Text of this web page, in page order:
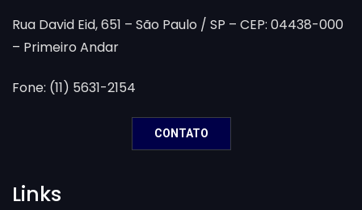
Rua David Eid, 651 – São Paulo / SP – CEP: 04438-000
– Primeiro Andar
Fone: (11) 5631-2154
CONTATO
Links